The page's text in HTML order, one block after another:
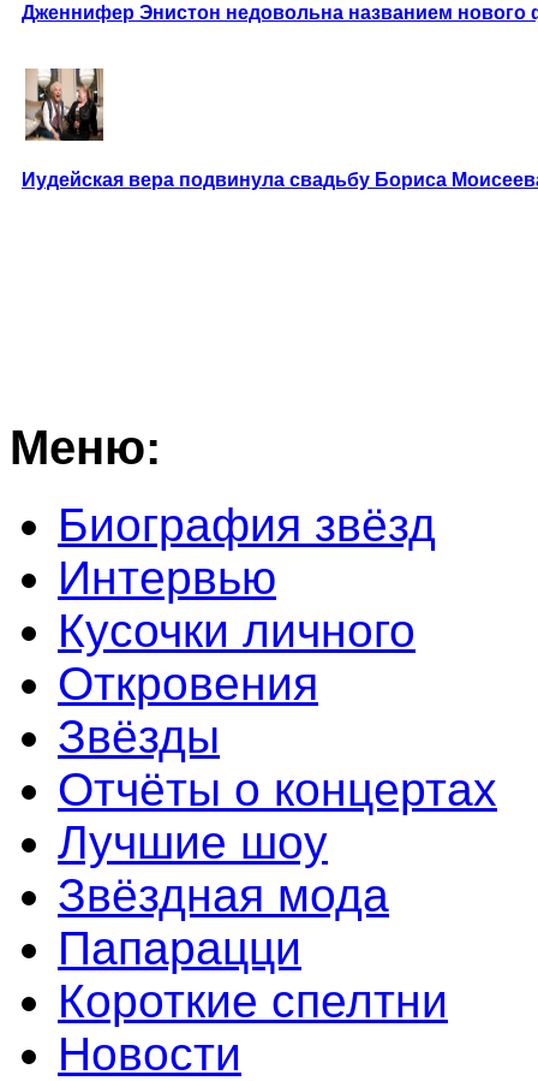
Дженнифер Энистон недовольна названием нового
Иудейская вера подвинула свадьбу Бориса
Меню:
Биография звёзд
Интервью
Кусочки личного
Откровения
Звёзды
Отчёты о концертах
Лучшие шоу
Звёздная мода
Папарацци
Короткие спелтни
Новости